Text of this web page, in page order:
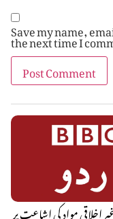
اخلاقی مواد کی اشاعت پر
Save my name,
the next time I